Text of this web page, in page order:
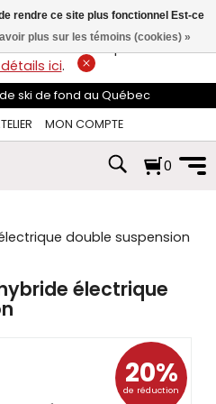
commandes de plus de 74$*.
ici.
ski de fond au Québec
MON COMPTE
0
double suspension
électrique
20%
de réduction
rendre ce site plus fonctionnel Est-ce
plus sur les témoins (cookies) »